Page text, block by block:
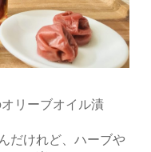
リーブオイル漬
だけれど、ハーブや